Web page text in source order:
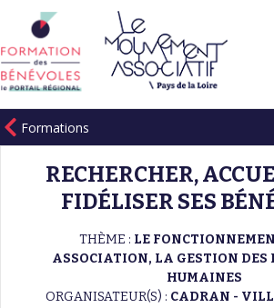
Formations
RECHERCHER,
FIDÉLISER SES
THÈME : LE
ASSOCIATION, LA GESTION DES
HUMAINES
ORGANISATEUR(S) : CADRAN -